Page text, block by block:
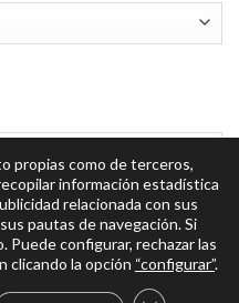
reservados |
propias como de terceros,
información estadística
relacionada con sus
pautas de navegación. Si
Puede configurar, rechazar las
clicando la opción “configurar”.